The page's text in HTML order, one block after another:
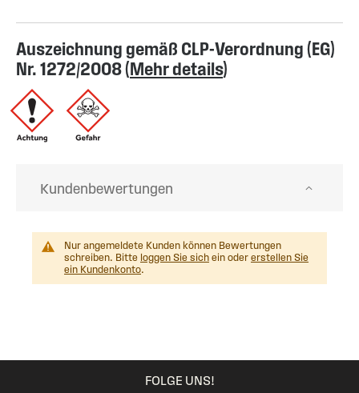
Auszeichnung gemäß CLP-Verordnung (EG)
Nr. 1272/2008 (Mehr details)
Kundenbewertungen
Nur angemeldete Kunden können Bewertungen
schreiben. Bitte loggen Sie sich ein oder erstellen Sie
ein Kundenkonto.
FOLGE UNS!